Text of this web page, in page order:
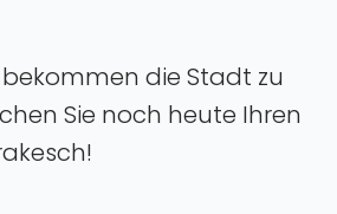
bekommen die Stadt zu
Sie noch heute Ihren